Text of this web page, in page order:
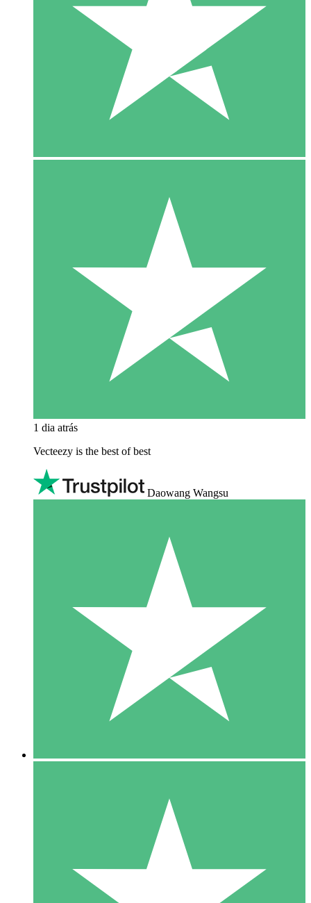
1 dia atrás
Vecteezy is the best of best
Daowang Wangsu